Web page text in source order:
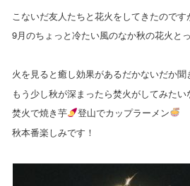
こないだ友人たちと花火をしてきたのです
9月のちょっと冷たい風のなか秋の花火と
火を見ると癒し効果があるだかないだか聞
もう少し秋が深まったら焚火がしてみたい
焚火で焼き芋
登山でカップラーメン
秋本番楽しみです！